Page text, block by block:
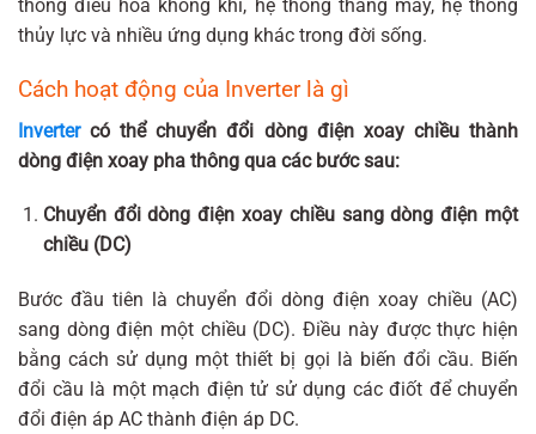
thống điều hòa không khí, hệ thống thang máy, hệ thống
thủy lực và nhiều ứng dụng khác trong đời sống.
Cách hoạt động của Inverter là gì
Invertercó thể chuyển đổi dòng điện xoay chiều thành
dòng điện xoay pha thông qua các bước sau:
Chuyển đổi dòng điện xoay chiều sang dòng điện một
chiều (DC)
Bước đầu tiên là chuyển đổi dòng điện xoay chiều (AC)
sang dòng điện một chiều (DC). Điều này được thực hiện
bằng cách sử dụng một thiết bị gọi là biến đổi cầu. Biến
đổi cầu là một mạch điện tử sử dụng các điốt để chuyển
đổi điện áp AC thành điện áp DC.